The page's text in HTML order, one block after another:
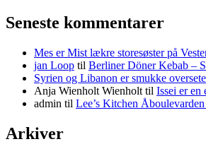
Seneste kommentarer
Mes er Mist lækre storesøster på
jan Loop til Berliner Döner Kebab –
Syrien og Libanon er smukke
Anja Wienholt Wienholt til Issei er en
admin til Lee’s Kitchen
Arkiver